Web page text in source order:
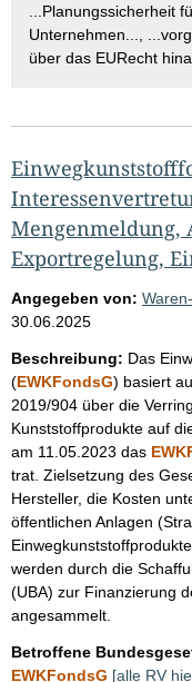
...Planungssicherheit
Unternehmen...,
über das EURecht
Mengenmeldung,
Exportregelung,
Angegeben von:
30.06.2025
Beschreibung: Das
(EWKFondsG) basiert
2019/904 über die
Kunststoffprodukte auf
am 11.05.2023 das
trat. Zielsetzung des
Hersteller, die Kosten
öffentlichen Anlagen
werden durch die
(UBA) zur Finanzierung
angesammelt.
Betroffene
EWKFondsG [alle RV